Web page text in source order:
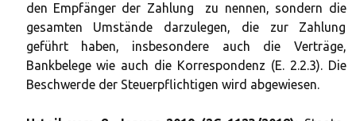
den Empfänger der Zahlung zu nennen, sondern die
gesamten Umstände darzulegen, die zur Zahlung
geführt haben, insbesondere auch die Verträge,
Bankbelege wie auch die Korrespondenz (E. 2.2.3). Die
Beschwerde der Steuerpflichtigen wird abgewiesen.